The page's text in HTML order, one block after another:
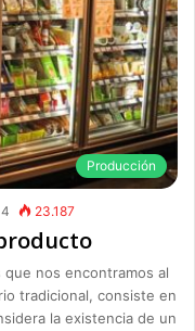
Producción
4 23.187
nos encontramos al
tradicional, consiste en
la existencia de un